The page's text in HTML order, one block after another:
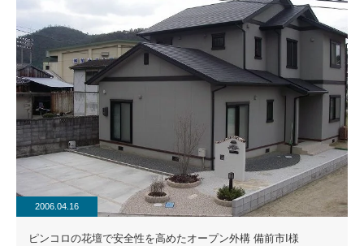
2006.04.16
ピンコロの花壇で安全性を高めたオープン外構 備前市I様